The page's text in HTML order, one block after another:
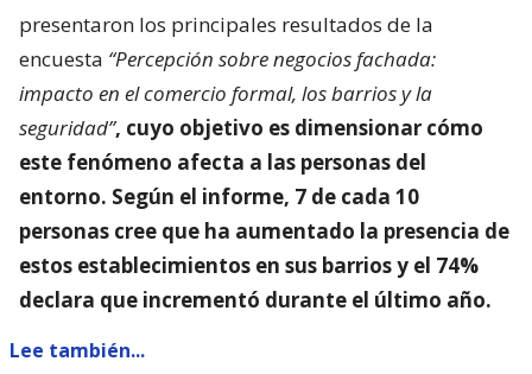
presentaron los principales resultados de la
encuesta “Percepción sobre negocios fachada:
impacto en el comercio formal, los barrios y la
seguridad”, cuyo objetivo es dimensionar cómo
este fenómeno afecta a las personas del
entorno. Según el informe, 7 de cada 10
personas cree que ha aumentado la presencia de
estos establecimientos en sus barrios y el 74%
declara que incrementó durante el último año.
Lee también...